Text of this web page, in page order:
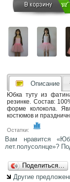
Описание
Юбка туту из
резинке. Состав:
форме колокола.
костюмов и
Остатки:
Вам нравится
лет.полусолнце»?
Поделиться…
Другие